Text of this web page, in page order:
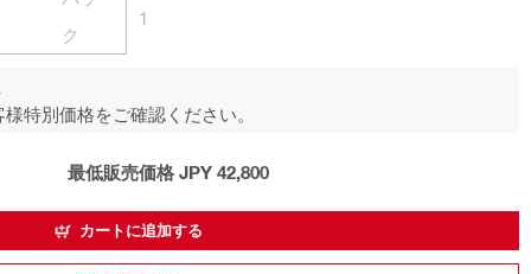
ク
1
特別価格をご確認ください。
最低販売価格 JPY 42,800
カートに追加する